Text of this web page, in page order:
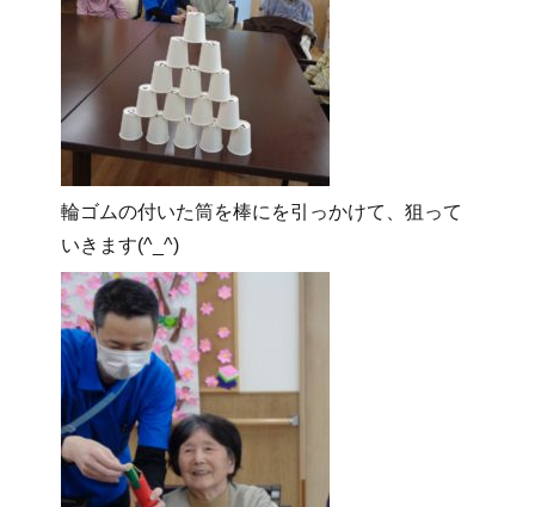
輪ゴムの付いた筒を棒にを引っかけて、狙って
いきます(^_^)